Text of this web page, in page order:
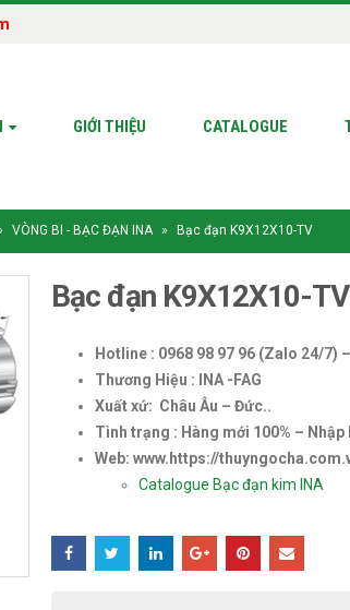
GIỚI THIỆU CATALOGUE
VÒNG BI - BẠC ĐẠN INA » Bạc đạn K9X12X10-TV
Bạc đạn K9X12X10-TV
Hotline : 0968 98 97 96 (Zalo 24/7)
Thương Hiệu : INA -FAG
Xuất xứ: Châu Âu – Đức..
Tình trạng : Hàng mới 100% –
Web: www.https://
Catalogue Bạc đạn kim INA